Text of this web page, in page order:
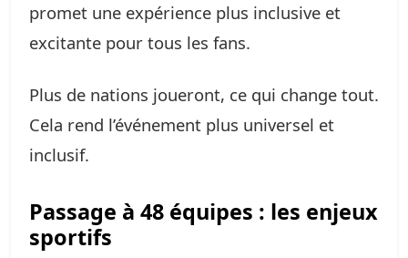
promet une expérience plus inclusive et
excitante pour tous les fans.
Plus de nations joueront, ce qui change tout.
Cela rend l’événement plus universel et
inclusif.
Passage à 48 équipes : les enjeux
sportifs